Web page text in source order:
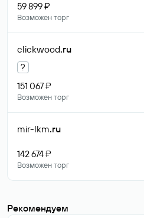
59 899 ₽
Возможен торг
clickwood.ru
?
151 067 ₽
Возможен торг
mir-lkm.ru
142 674 ₽
Возможен торг
Рекомендуем